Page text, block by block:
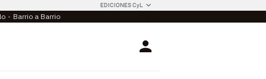
EDICIONES CyL
Barrio a Barrio
Login